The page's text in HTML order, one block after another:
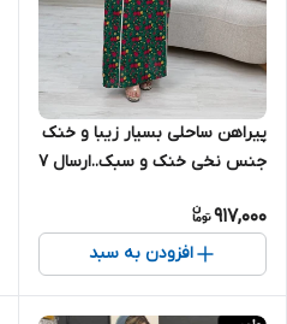
پیراهن ساحلی بسیار زیبا و خنک
جنس نخی خنک و سبک..ارسال ۷
917,000
افزودن به سبد